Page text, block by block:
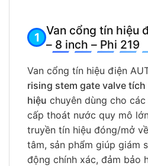
Van cổng tín hiệu
– 8 inch – Phi 219
Van cổng tín hiệu điện
rising stem gate valve
hiệu chuyên dùng cho
cấp thoát nước quy mô
truyền tín hiệu đóng/mở
tâm, sản phẩm giúp giám
động chính xác, đảm bảo